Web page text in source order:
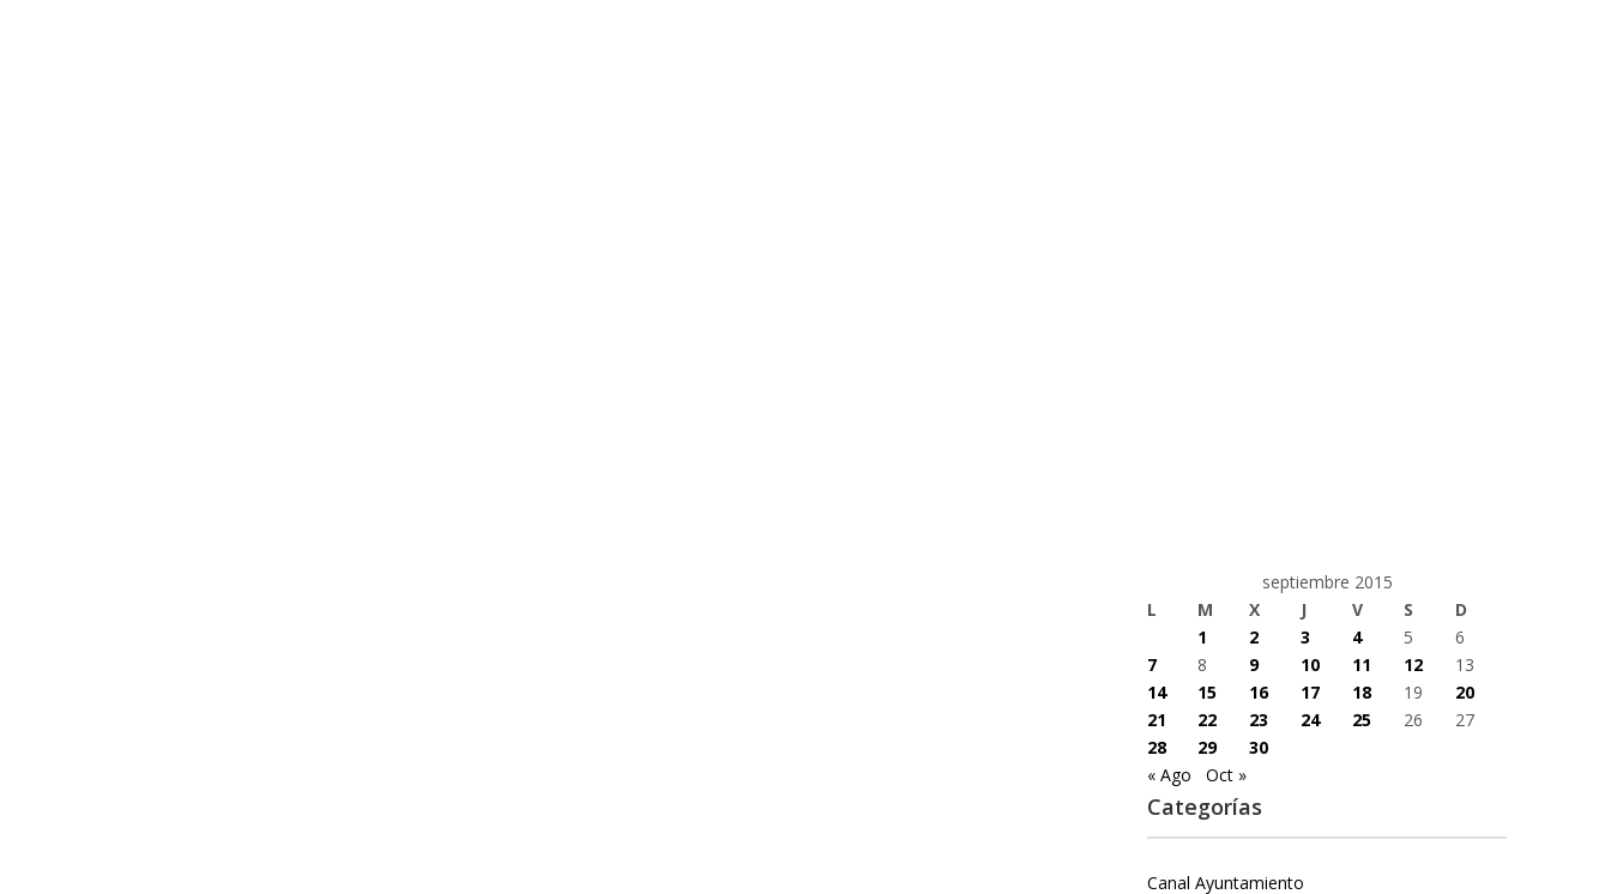
septiembre 2015
L
M X J V S
D
1
2 3 4 5
6
7
8 9 10 11 12
13
14
15 16 17 18 19
20
21
22 23 24 25 26
27
28
29
30
« Ago
Oct »
Categorías
Canal Ayuntamiento